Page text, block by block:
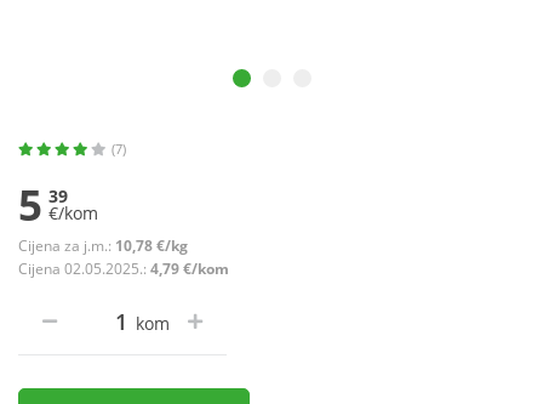
(7)
5 39
€/kom
Cijena za j.m.: 10,78 €/kg
Cijena 02.05.2025.: 4,79 €/kom
kom